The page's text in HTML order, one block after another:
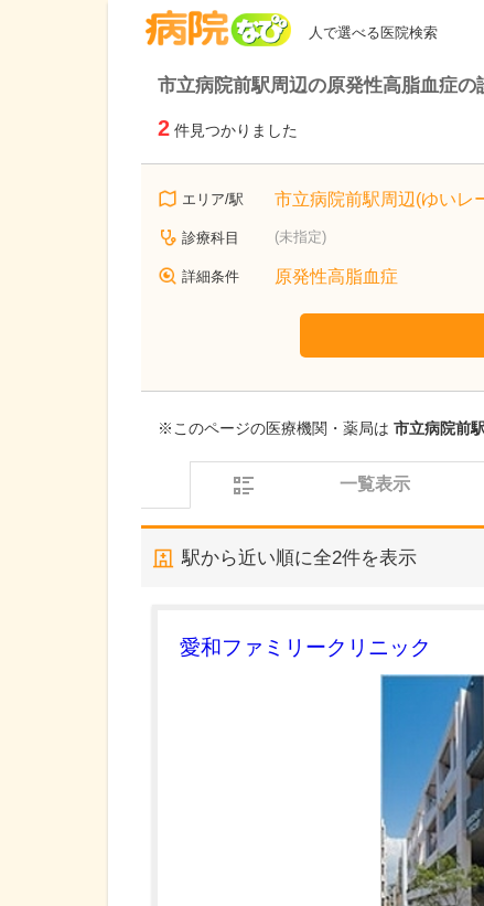
人で選べる医院検索
市立病院前駅周辺の原発性高脂血症の
2 件見つかりました
エリア/駅 市立病院前駅周辺(ゆいレ
診療科目 (未指定)
詳細条件 原発性高脂血症
※このページの医療機関・薬局は 市立病院前
一覧表示
駅から近い順に全2件を表示
愛和ファミリークリニック